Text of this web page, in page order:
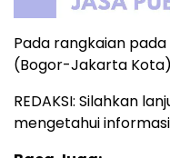
Pada rangkaian pada
(Bogor-Jakarta Kota)
REDAKSI: Silahkan
mengetahui